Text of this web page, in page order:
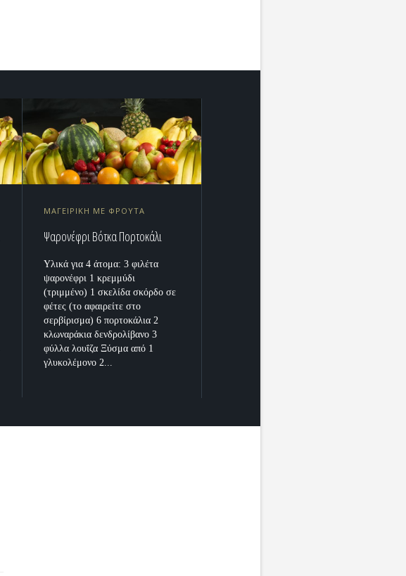
ΜΑΓΕΙΡΙΚΗ ΜΕ ΦΡΟΥΤΑ
Ψαρονέφρι Βότκα Πορτοκάλι
Υλικά για 4 άτομα: 3 φιλέτα
ψαρονέφρι 1 κρεμμύδι
(τριμμένο) 1 σκελίδα σκόρδο σε
φέτες (το αφαιρείτε στο
σερβίρισμα) 6 πορτοκάλια 2
κλωναράκια δενδρολίβανο 3
φύλλα λουΐζα Ξύσμα από 1
γλυκολέμονο 2...